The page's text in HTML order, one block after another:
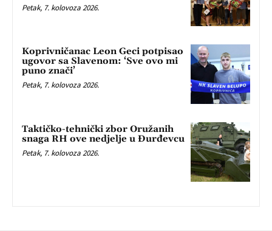
Petak, 7. kolovoza 2026.
Koprivničanac Leon Geci potpisao
ugovor sa Slavenom: ‘Sve ovo mi
puno znači’
Petak, 7. kolovoza 2026.
Taktičko-tehnički zbor Oružanih
snaga RH ove nedjelje u Đurđevcu
Petak, 7. kolovoza 2026.